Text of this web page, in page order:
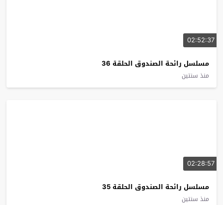
02:52:37
مسلسل رائحة الصندوق الحلقة 36
منذ سنتين
02:28:57
مسلسل رائحة الصندوق الحلقة 35
منذ سنتين